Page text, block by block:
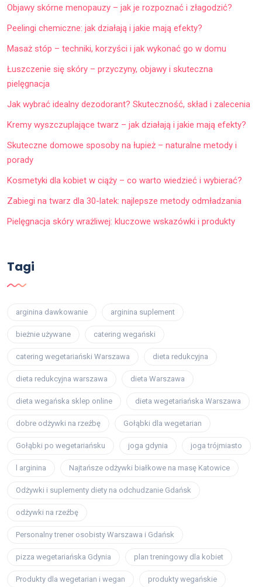
Objawy skórne menopauzy – jak je rozpoznać i złagodzić?
Peelingi chemiczne: jak działają i jakie mają efekty?
Masaż stóp – techniki, korzyści i jak wykonać go w domu
Łuszczenie się skóry – przyczyny, objawy i skuteczna
pielęgnacja
Jak wybrać idealny dezodorant? Skuteczność, skład i zalecenia
Kremy wyszczuplające twarz – jak działają i jakie mają efekty?
Skuteczne domowe sposoby na łupież – naturalne metody i
porady
Kosmetyki dla kobiet w ciąży – co warto wiedzieć i wybierać?
Zabiegi na twarz dla 30-latek: najlepsze metody odmładzania
Pielęgnacja skóry wrażliwej: kluczowe wskazówki i produkty
Tagi
arginina dawkowanie arginina suplement
bieżnie używane catering wegański
catering wegetariański Warszawa dieta redukcyjna
dieta redukcyjna warszawa dieta Warszawa
dieta wegańska sklep online dieta wegetariańska Warszawa
dobre odżywki na rzeźbę Gołąbki dla wegetarian
Gołąbki po wegetariańsku joga gdynia joga trójmiasto
l arginina Najtańsze odżywki białkowe na masę Katowice
Odżywki i suplementy diety na odchudzanie Gdańsk
odżywki na rzeźbę
Personalny trener osobisty Warszawa i Gdańsk
pizza wegetariańska Gdynia plan treningowy dla kobiet
Produkty dla wegetarian i wegan produkty wegańskie